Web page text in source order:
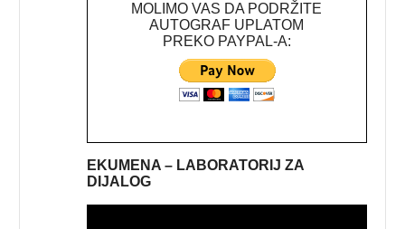
MOLIMO VAS DA PODRŽITE
AUTOGRAF UPLATOM
PREKO PAYPAL-A:
EKUMENA – LABORATORIJ ZA
DIJALOG